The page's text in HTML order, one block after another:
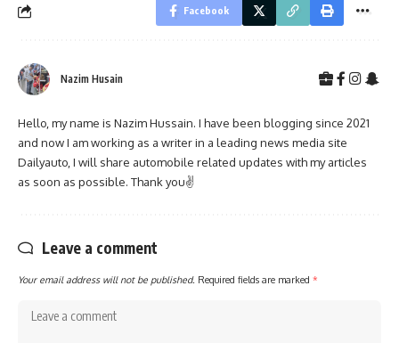
Facebook
Nazim Husain
Hello, my name is Nazim Hussain. I have been blogging since 2021
and now I am working as a writer in a leading news media site
Dailyauto, I will share automobile related updates with my articles
as soon as possible. Thank you✌
Leave a comment
Your email address will not be published. Required fields are marked *